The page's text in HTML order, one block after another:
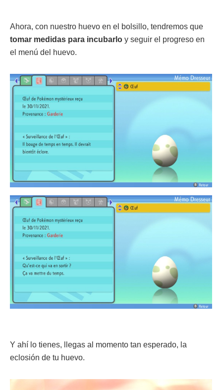
Ahora, con nuestro huevo en el bolsillo, tendremos que
tomar medidas para incubarlo y seguir el progreso en
el menú del huevo.
Y ahí lo tienes, llegas al momento tan esperado, la
eclosión de tu huevo.